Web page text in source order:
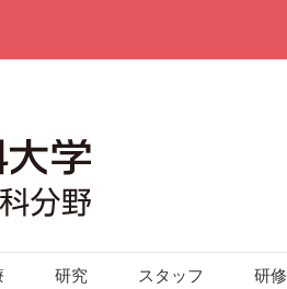
研究 スタッフ 研修